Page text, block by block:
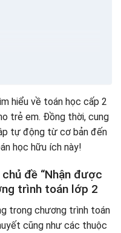
dạy trẻ em lớp 2
hiểu về toán học cấp 2
trẻ em. Đồng thời, cung
tự động từ cơ bản đến
học hữu ích này!
đề “Nhận được
trình toán lớp 2
trong chương trình toán
cũng như các thuộc